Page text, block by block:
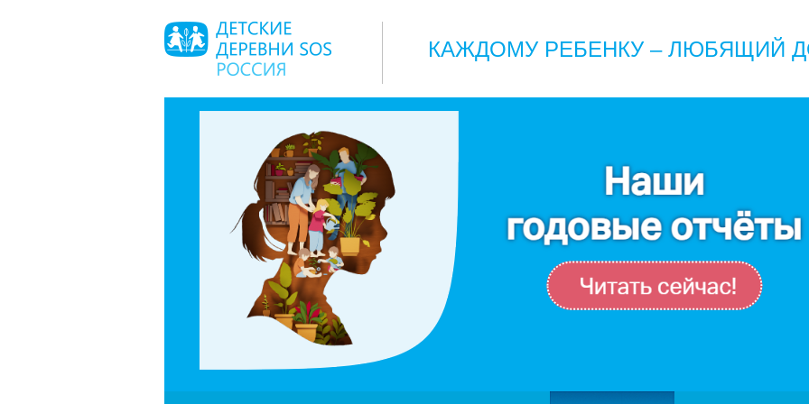
КАЖДОМУ РЕБЕНКУ – ЛЮБЯЩИЙ